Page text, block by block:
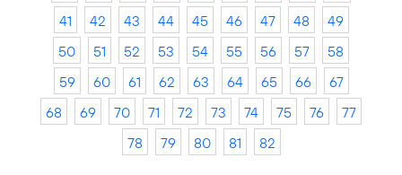
41
42 43 44 45 46 47 48
49
50
51 52 53 54 55 56 57
58
59
60 61 62 63 64 65 66
67
68
69 70 71 72 73 74 75 76
77
78
79 80 81 82